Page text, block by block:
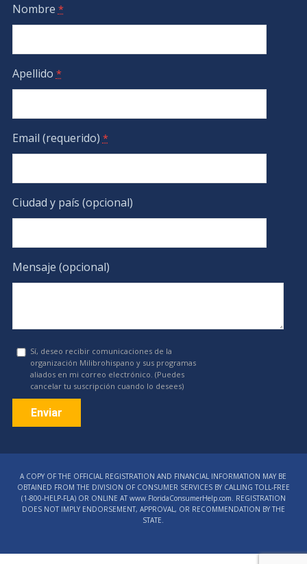
Nombre *
Apellido *
Email (requerido) *
Ciudad y país (opcional)
Mensaje (opcional)
Sí, deseo recibir comunicaciones de la
organización Milibrohispano y sus programas
aliados en mi correo electrónico. (Puedes
cancelar tu suscripción cuando lo desees)
Use.
Please
leave
A COPY OF THE OFFICIAL REGISTRATION AND FINANCIAL INFORMATION MAY BE
OBTAINED FROM THE DIVISION OF CONSUMER SERVICES BY CALLING TOLL-FREE
(1‑800‑HELP‑FLA) OR ONLINE AT www.FloridaConsumerHelp.com. REGISTRATION
DOES NOT IMPLY ENDORSEMENT, APPROVAL, OR RECOMMENDATION BY THE
STATE.